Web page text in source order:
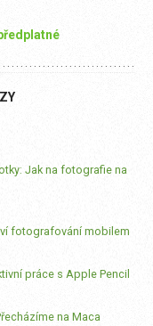
Jak na fotografie na
fotografování mobilem
práce s Apple Pencil
na Maca